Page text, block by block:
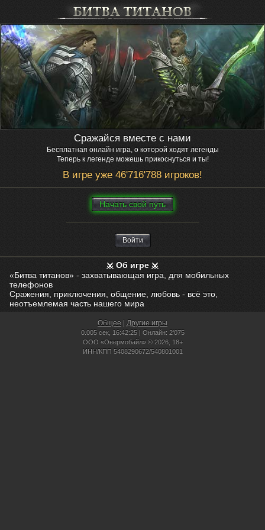
Сражайся вместе с нами
Бесплатная онлайн игра, о которой ходят легенды
Теперь к легенде можешь прикоснуться и ты!
В игре уже 46'716'788 игроков!
Нaчaть свой путь
Войти
Об игре
«Битва титанов» - захватывающая игра, для мобильных
телефонов
Сражения, приключения, общение, любовь - всё это,
неотъемлемая часть нашего мира
Общее Другие игры
0.005 сек, 16:42:25 | Онлайн: 2'075
ООО «Овермобайл» © 2026, 18+
ИНН/КПП 5408290672/540801001